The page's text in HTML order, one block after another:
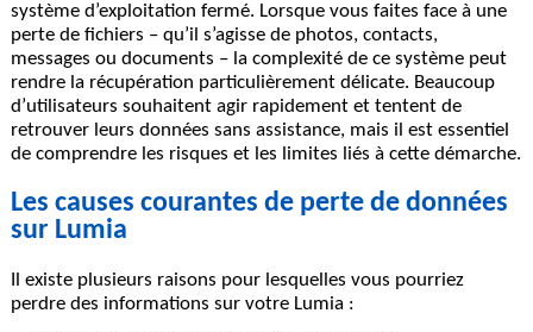
système d’exploitation fermé. Lorsque vous faites face à une
perte de fichiers – qu’il s’agisse de photos, contacts,
messages ou documents – la complexité de ce système peut
rendre la récupération particulièrement délicate. Beaucoup
d’utilisateurs souhaitent agir rapidement et tentent de
retrouver leurs données sans assistance, mais il est essentiel
de comprendre les risques et les limites liés à cette démarche.
Les causes courantes de perte de données
sur Lumia
Il existe plusieurs raisons pour lesquelles vous pourriez
perdre des informations sur votre Lumia :